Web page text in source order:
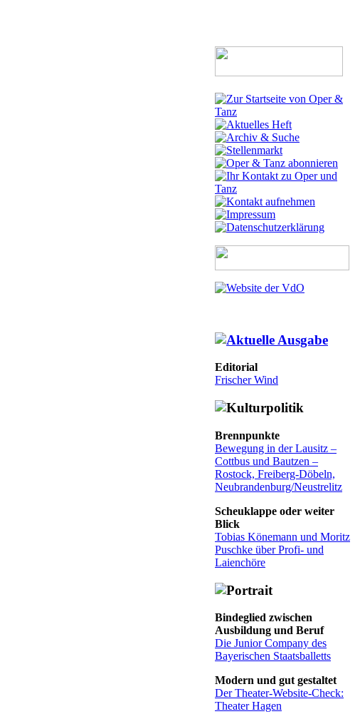
Editorial
Frischer Wind
Brennpunkte
Bewegung in der Lausitz –
Cottbus und Bautzen –
Rostock, Freiberg-Döbeln,
Neubrandenburg/Neustrelitz
Scheuklappe oder weiter
Blick
Tobias Könemann und Moritz
Puschke über Profi- und
Laienchöre
Bindeglied zwischen
Ausbildung und Beruf
Die Junior Company des
Bayerischen Staatsballetts
Modern und gut gestaltet
Der Theater-Website-Check:
Theater Hagen